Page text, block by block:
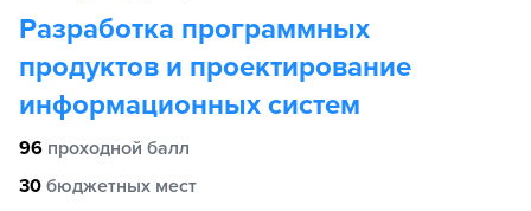
Разработка программных
продуктов и проектирование
информационных систем
96 проходной балл
30 бюджетных мест